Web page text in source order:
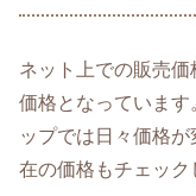
ネット上での販売
価格となっていま
ップでは日々価格
在の価格もチェック